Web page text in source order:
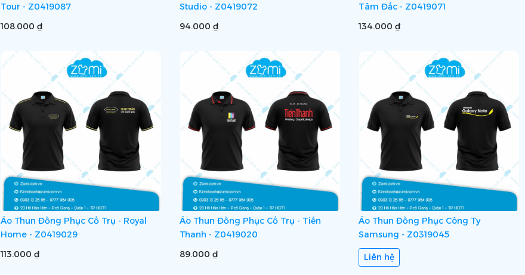
Tour - Z0419087
108.000 ₫
Studio - Z0419072
94.000 ₫
Tâm Đắc - Z0419071
134.000 ₫
Áo Thun Đồng Phục Cổ Trụ - Royal
Home - Z0419029
113.000 ₫
Áo Thun Đồng Phục Cổ Trụ - Tiến
Thanh - Z0419020
89.000 ₫
Áo Thun Đồng Phục Công Ty
Samsung - Z0319045
Liên hệ